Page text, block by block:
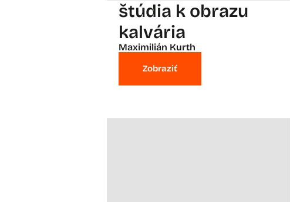
štúdia k obrazu
kalvária
Maximilián Kurth
Zobraziť